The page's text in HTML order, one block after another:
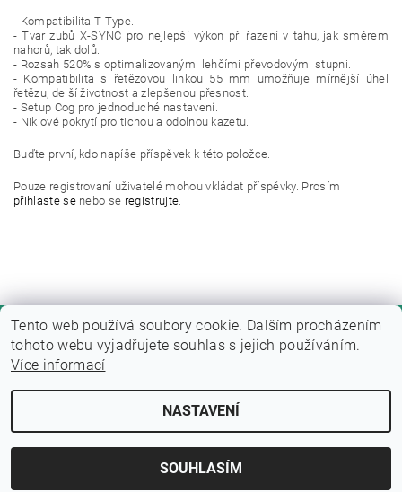
- Kompatibilita T-Type.
- Tvar zubů X-SYNC pro nejlepší výkon při řazení v tahu, jak směrem
nahorů, tak dolů.
- Rozsah 520% s optimalizovanými lehčími převodovými stupni.
- Kompatibilita s řetězovou linkou 55 mm umožňuje mírnější úhel
řetězu, delší životnost a zlepšenou přesnost.
- Setup Cog pro jednoduché nastavení.
- Niklové pokrytí pro tichou a odolnou kazetu.
Buďte první, kdo napíše příspěvek k této položce.
Pouze registrovaní uživatelé mohou vkládat příspěvky. Prosím
přihlaste senebo se registrujte.
2026 © Fitness zone, všechna práva vyhrazenaUpravit nastavení cookies
Vytvořil Shoptet
Tento web používá soubory cookie. Dalším procházením
tohoto webu vyjadřujete souhlas s jejich používáním.
Více informací
NASTAVENÍ
SOUHLASÍM